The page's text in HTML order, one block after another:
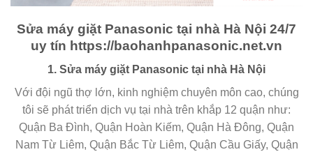
Sửa máy giặt Panasonic tại nhà Hà Nội 24/7
uy tín https://baohanhpanasonic.net.vn
1. Sửa máy giặt Panasonic tại nhà Hà Nội
Với đội ngũ thợ lớn, kinh nghiệm chuyên môn cao, chúng
tôi sẽ phát triển dịch vụ tại nhà trên khắp 12 quận như:
Quận Ba Đình, Quận Hoàn Kiếm, Quận Hà Đông, Quận
Nam Từ Liêm, Quận Bắc Từ Liêm, Quận Cầu Giấy, Quận